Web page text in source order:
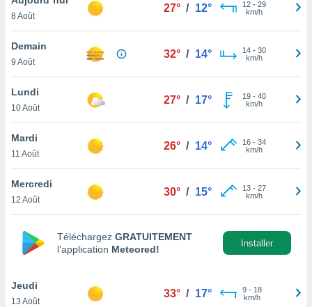
et
»,
au
vous
qu'ils
ou
le
ainsi
un
la
du
8 Août
27° / 12° 12- 29
km/h
Demain
9 Août
32° / 14° 14- 30
km/h
Lundi
10 Août
27° / 17° 19- 40
km/h
Mardi
11 Août
26° / 14° 16- 34
km/h
Mercredi
12 Août
30° / 15° 13- 27
km/h
Téléchargez GRATUITEMENT
l’application Meteored!
Installer
Jeudi
13 Août
33° / 17° 9- 18
km/h